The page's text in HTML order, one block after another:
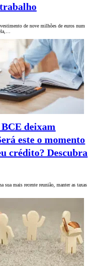
de nove milhões de euros num
deixam
este o momento
crédito? Descubra
mais recente reunião, manter as taxas